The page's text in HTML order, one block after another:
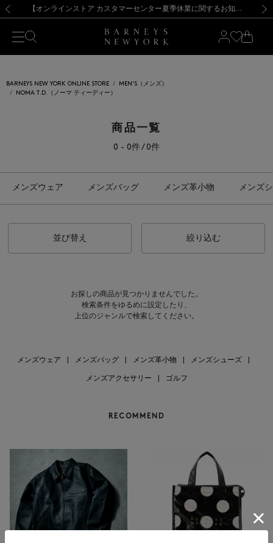
新規登録のお客様も対象！＜MY BARNEYS＞会員のお客様は11,000円（税込）以上のお買上げで常時送料無料！お買い物の際は会員登録を！
【夏季休業に伴う出荷一時停止のお知らせ】(2026.8.7) 【オンラインストア カスタマーセンター夏季休業に関するお知らせ】（2026.8.7）
【夏季休業に伴う返品・交換承り一時停止のお知らせ】（2026.8.5）
熊本県を中心とした地震の影響によるお荷物のお届けについて
【開催中】SUMMER SALEのご案内・ご注意事項 新規登録のお客様も対象！＜MY BARNEYS＞会員のお客様は11,000円（税込）以上のお買上げで常時送料無料！お買い物の際は会員登録を！
【夏季休業に伴う出荷一時停止のお知らせ】(2026.8.7)
BARNEYS NEW YORK ONLINE STORE
MEN'S（メンズ）
NOMA T.D.（ノーマ ティーディー）
商品一覧
0 - 0件 / 0件
メンズウェア メンズバッグ メンズ革小物 メンズ
並び替え 絞り込む
お探しの商品が見つかりませんでした。
検索条件をゆるめに設定したり、
上位のジャンルで検索してください。
メンズウェア メンズバッグ メンズ革小物 メンズシューズ
メンズアクセサリー ゴルフ
RECOMMEND